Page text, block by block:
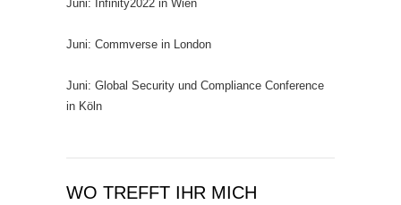
Juni: Infinity2022 in Wien
Juni: Commverse in London
Juni: Global Security und Compliance Conference
in Köln
WO TREFFT IHR MICH